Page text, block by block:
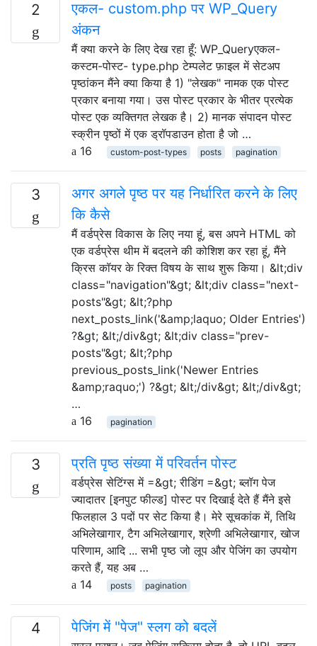
2
एकल- custom.php पर WP_Query
अंकन
मैं क्या करने के लिए देख रहा हूँ: WP_Queryएकल-
कस्टम-पोस्ट- type.php टेम्पलेट फ़ाइल में सेटअप
पृष्ठांकन मैंने क्या किया है 1) "लेखक" नामक एक पोस्ट
प्रकार बनाया गया। उस पोस्ट प्रकार के भीतर प्रत्येक
पोस्ट एक व्यक्तिगत लेखक है। 2) मानक संपादन पोस्ट
स्क्रीन पृष्ठों में एक ड्रॉपडाउन होता है जो …
16
custom-post-types posts pagination
3
अगर अगले पृष्ठ पर यह निर्धारित करने के लिए
कि कैसे
मैं वर्डप्रेस विकास के लिए नया हूं, बस अपने HTML को
एक वर्डप्रेस थीम में बदलने की कोशिश कर रहा हूं, मैंने
क्रिस कॉयर के रिक्त विषय के साथ शुरू किया। &lt;div
class="navigation"&gt; &lt;div class="next-
posts"&gt; &lt;?php
next_posts_link('&amp;laquo; Older Entries')
?&gt; &lt;/div&gt; &lt;div class="prev-
posts"&gt; &lt;?php
previous_posts_link('Newer Entries
&amp;raquo;') ?&gt; &lt;/div&gt; &lt;/div&gt;
…
16
pagination
3 प्रति पृष्ठ संख्या में परिवर्तन पोस्ट
वर्डप्रेस सेटिंग्स में =&gt; रीडिंग =&gt; ब्लॉग पेज
ज्यादातर [इनपुट फील्ड] पोस्ट पर दिखाई देते हैं मैंने इसे
फिलहाल 3 पदों पर सेट किया है। मेरे सूचकांक में, तिथि
अभिलेखागार, टैग अभिलेखागार, श्रेणी अभिलेखागार, खोज
परिणाम, आदि ... सभी पृष्ठ जो लूप और पेजिंग का उपयोग
करते हैं, यह अब …
14
posts pagination
4 पेजिंग में "पेज" स्लग को बदलें